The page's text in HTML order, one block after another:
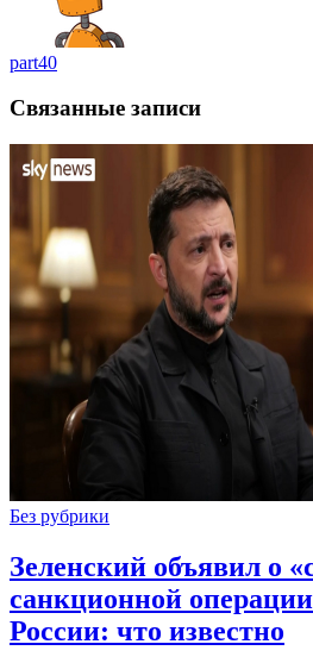
part40
Связанные записи
Без рубрики
Зеленский объявил о
санкционной
России: что известно